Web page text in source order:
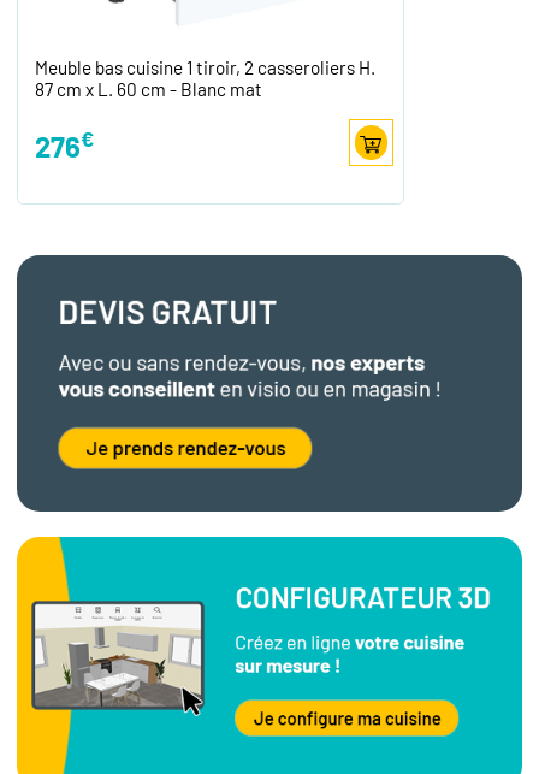
Meuble bas cuisine 1 tiroir, 2 casseroliers H.
87 cm x L. 60 cm - Blanc mat
276€